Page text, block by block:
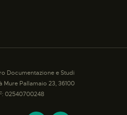
Documentazione e Studi
Mure Pallamaio 23, 36100
02540700248